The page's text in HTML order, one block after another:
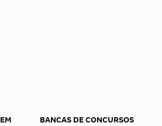
BANCAS DE CONCURSOS